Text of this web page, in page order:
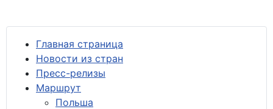
Главная страница
Новости из стран
Пресс-релизы
Маршрут
Польша